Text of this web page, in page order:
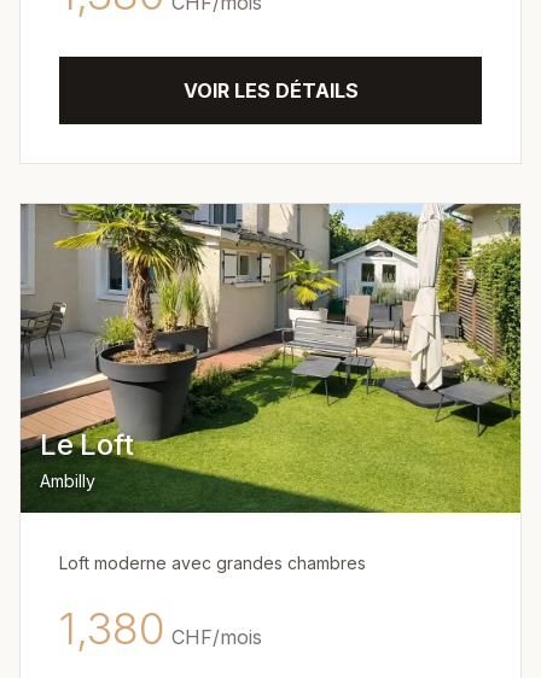
VOIR LES DÉTAILS
Le Loft
Ambilly
Loft moderne avec grandes chambres
1,380 CHF/mois